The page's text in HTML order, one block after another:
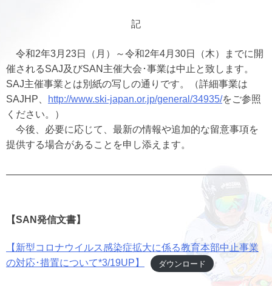
記
令和2年3月23日（月）～令和2年4月30日（木）までに開
催されるSAJ及びSAN主催大会･事業は中止と致します。
SAJ主催事業とは別紙の写しの通りです。（詳細事業は
SAJHP、
http://www.ski-japan.or.jp/general/34935/をご参照
ください。）
今後、必要に応じて、最新の情報や追加的な留意事項を
提供する場合があることを申し添えます。
【SAN発信文書】
【新型コロナウイルス感染症拡大に係る教育本部中止事業
の対応･措置について*3/19UP】
ダウンロード